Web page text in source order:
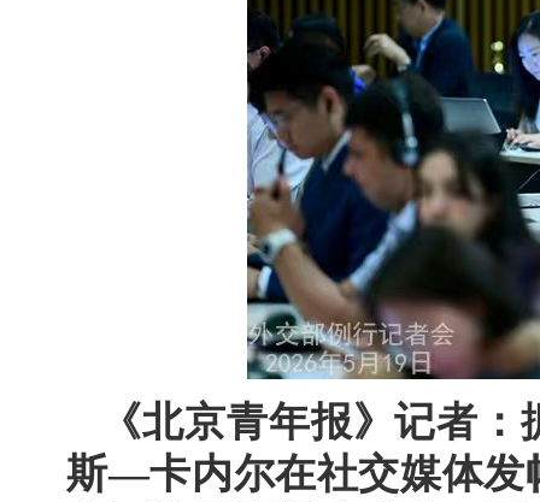
《北京青年报》记者
斯—卡内尔在社交媒体发